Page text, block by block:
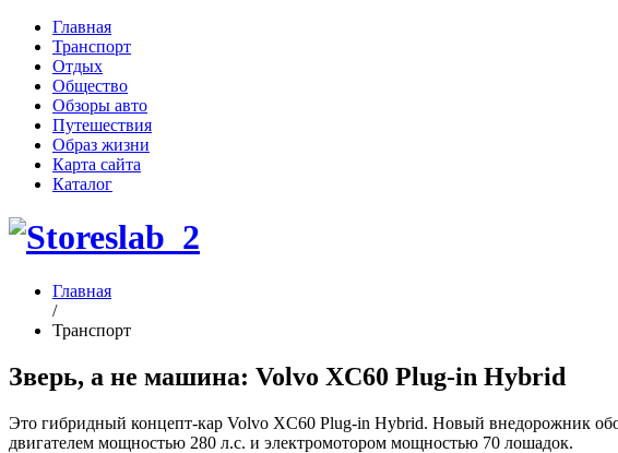
Главная
Транспорт
Отдых
Общество
Обзоры авто
Путешествия
Образ жизни
Карта сайта
Каталог
Главная
/
Транспорт
Зверь, а не машина: Volvo XC60 Plug-in Hybrid
Это гибридный концепт-кар Volvo XC60 Plug-in Hybrid. Новый внедорожник
двигателем мощностью 280 л.с. и электромотором мощностью 70 лошадок.